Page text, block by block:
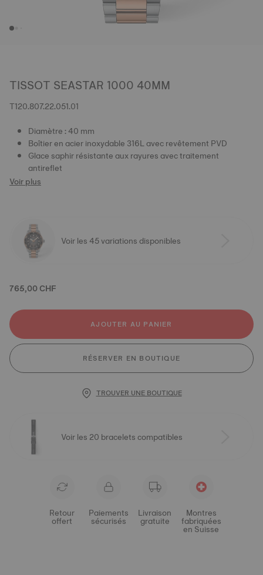
TISSOT SEASTAR 1000 40MM
T120.807.22.051.01
Diamètre : 40 mm
Boîtier en acier inoxydable 316L avec revêtement PVD
Glace saphir résistante aux rayures avec traitement
antireflet
Voir plus
Voir les 45 variations disponibles
765,00 CHF
AJOUTER AU PANIER
RÉSERVER EN BOUTIQUE
TROUVER UNE BOUTIQUE
Voir les 20 bracelets compatibles
Retour
offert
Paiements
sécurisés
Livraison
gratuite
Montres
fabriquées
en Suisse